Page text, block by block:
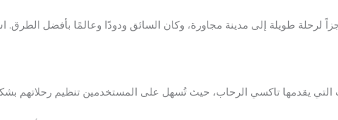
لرحلة طويلة إلى مدينة مجاورة، وكان السائق ودودًا وعالمًا بأفضل الطرق.
التي يقدمها تاكسي الرحاب، حيث تُسهل على المستخدمين تنظيم رحلاتهم